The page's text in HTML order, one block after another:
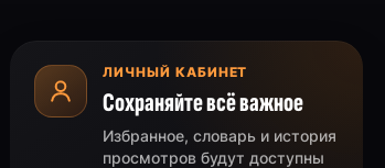
ЛИЧНЫЙ КАБИНЕТ
Сохраняйте всё важное
Избранное, словарь и история
просмотров будут доступны